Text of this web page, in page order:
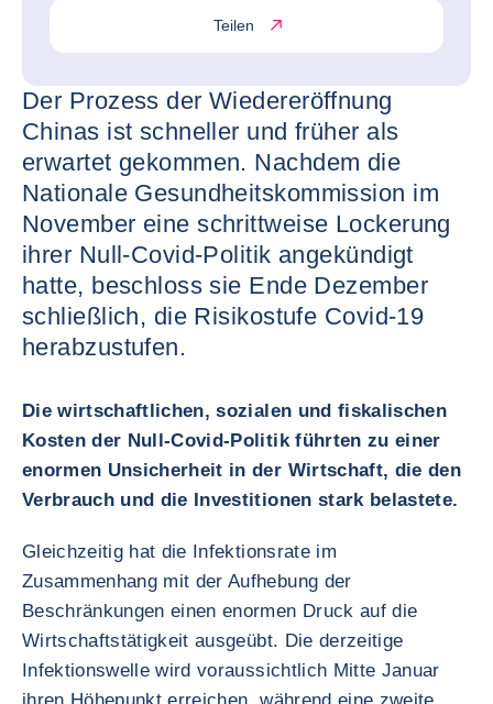
Teilen
Der Prozess der Wiedereröffnung
Chinas ist schneller und früher als
erwartet gekommen. Nachdem die
Nationale Gesundheitskommission im
November eine schrittweise Lockerung
ihrer Null-Covid-Politik angekündigt
hatte, beschloss sie Ende Dezember
schließlich, die Risikostufe Covid-19
herabzustufen.
Die wirtschaftlichen, sozialen und fiskalischen
Kosten der Null-Covid-Politik führten zu einer
enormen Unsicherheit in der Wirtschaft, die den
Verbrauch und die Investitionen stark belastete.
Gleichzeitig hat die Infektionsrate im
Zusammenhang mit der Aufhebung der
Beschränkungen einen enormen Druck auf die
Wirtschaftstätigkeit ausgeübt. Die derzeitige
Infektionswelle wird voraussichtlich Mitte Januar